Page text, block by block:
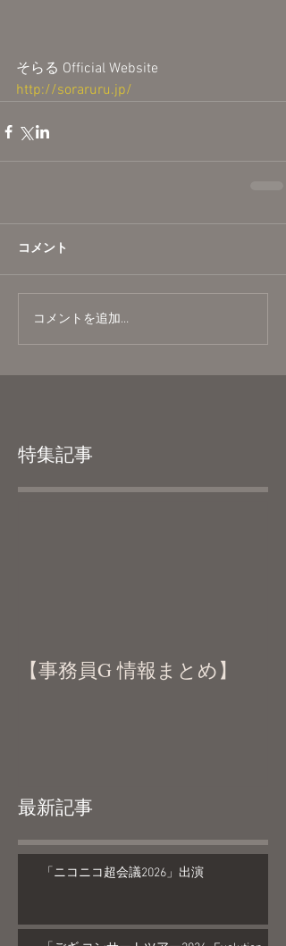
そらる Official Website
http://soraruru.jp/
コメント
コメントを追加…
特集記事
【事務員G 情報まとめ】
最新記事
「ニコニコ超会議2026」出演